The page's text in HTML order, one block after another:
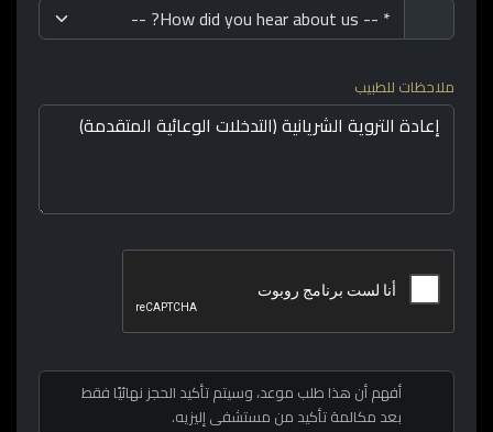
ملاحظات للطبيب
أفهم أن هذا طلب موعد، وسيتم تأكيد الحجز نهائيًا فقط
بعد مكالمة تأكيد من مستشفى إليزيه.